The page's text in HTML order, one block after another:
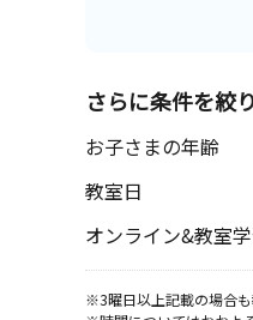
さらに条件を絞
お子さまの年齢
教室日
オンライン&教室
※3曜日以上記載の場合も